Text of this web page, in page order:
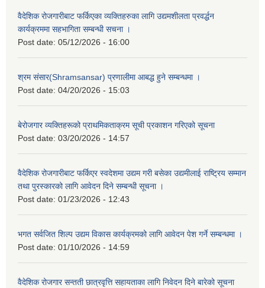
वैदेशिक रोजगारीबाट फर्किएका व्यक्तिहरुका लागि उद्यमशीलता प्रवर्द्धन
कार्यक्रममा सहभागिता सम्बन्धी सचना ।
Post date: 05/12/2026 - 16:00
श्रम संसार(Shramsansar) प्रणालीमा आबद्ध हुने सम्बन्धमा ।
Post date: 04/20/2026 - 15:03
बेरोजगार व्यक्तिहरूको प्राथमिकताक्रम सूची प्रकाशन गरिएको सूचना
Post date: 03/20/2026 - 14:57
वैदेशिक रोजगारीबाट फर्किएर स्वदेशमा उद्यम गरी बसेका उद्यमीलाई राष्ट्रिय सम्मान
तथा पुरस्कारको लागि आवेदन दिने सम्बन्धी सूचना ।
Post date: 01/23/2026 - 12:43
भगत सर्वजित शिल्प उद्यम विकास कार्यक्रमको लागि आवेदन पेश गर्ने सम्बन्धमा ।
Post date: 01/10/2026 - 14:59
वैदेशिक रोजगार सन्तती छात्रवृत्ति सहायताका लागि निवेदन दिने बारेको सूचना